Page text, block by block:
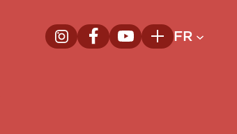
InstagramNouvelle fenêtre
FacebookNouvelle fenêtre
YoutubeNouvelle
PlusFR